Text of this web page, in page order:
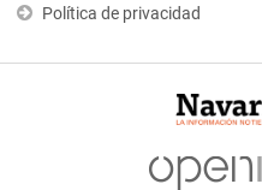
Política de privacidad